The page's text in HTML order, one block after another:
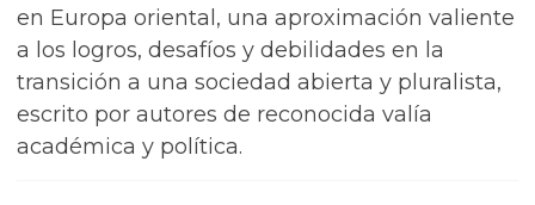
en Europa oriental, una aproximación valiente
a los logros, desafíos y debilidades en la
transición a una sociedad abierta y pluralista,
escrito por autores de reconocida valía
académica y política.